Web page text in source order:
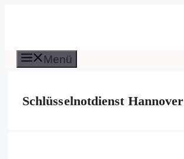
Menü
Schlüsselnotdienst Hannover